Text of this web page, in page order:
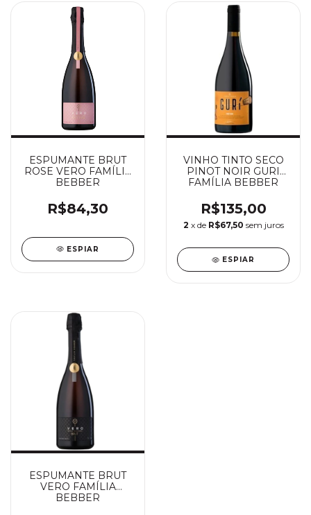
ESPUMANTE BRUT
ROSE VERO FAMÍLIA
BEBBER
R$84,30
ESPIAR
VINHO TINTO SECO
PINOT NOIR GURI
FAMÍLIA BEBBER
R$135,00
2 x de R$67,50 sem juros
ESPIAR
ESPUMANTE BRUT
VERO FAMÍLIA
BEBBER